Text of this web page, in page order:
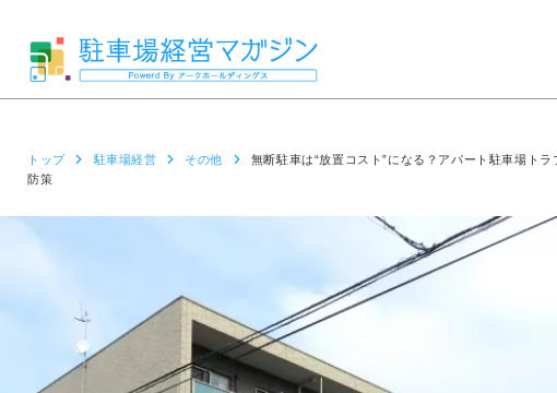
トップ 駐車場経営 その他
無断駐車は“放置コスト”になる？アパート駐車場ト
防策